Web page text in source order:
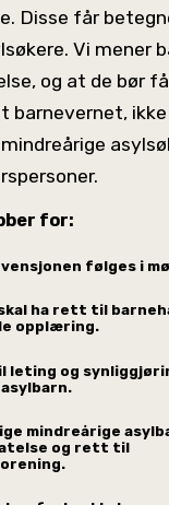
Disse får
Vi mener
og at de bør få
barnevernet, ikke
for:
følges i
ha rett til
opplæring.
leting og
mindreårige
og rett til